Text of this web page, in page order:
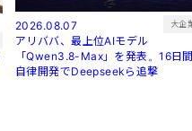
2026.08.07 大企
アリババ、最上位AIモデル
「Qwen3.8-Max」を発表。16日
自律開発でDeepseekら追撃